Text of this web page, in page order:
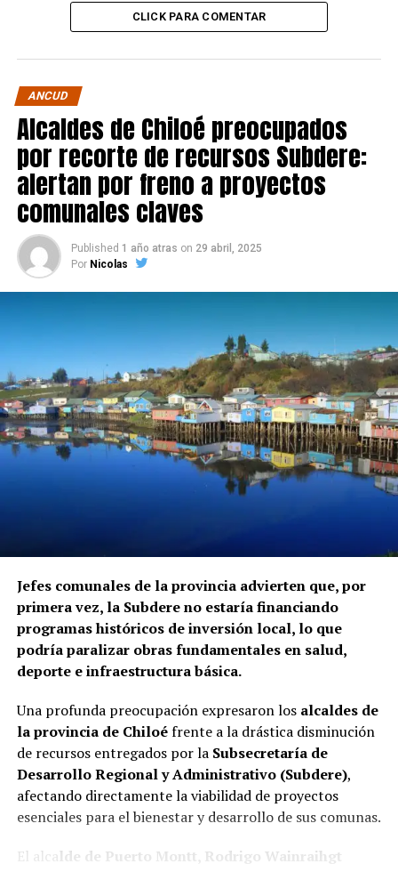
CLICK PARA COMENTAR
ANCUD
Alcaldes de Chiloé preocupados
por recorte de recursos Subdere:
alertan por freno a proyectos
comunales claves
Published 1 año atras on 29 abril, 2025
Por Nicolas
Jefes comunales de la provincia advierten que, por
primera vez, la Subdere no estaría financiando
programas históricos de inversión local, lo que
podría paralizar obras fundamentales en salud,
deporte e infraestructura básica.
Una profunda preocupación expresaron los alcaldes de
la provincia de Chiloéfrente a la drástica disminución
de recursos entregados por la Subsecretaría de
Desarrollo Regional y Administrativo (Subdere),
afectando directamente la viabilidad de proyectos
esenciales para el bienestar y desarrollo de sus comunas.
El alca lde de Puerto Montt, Rodrigo Wainraihgt